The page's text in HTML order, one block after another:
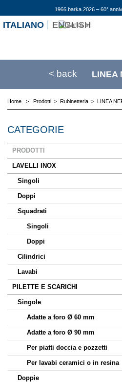
1966 barka 2026 – 60°
ITALIANO ENGLISH
< back LINEA
Home > Prodotti > Rubinetteria > LINEA
CATEGORIE
PRODOTTI
LAVELLI INOX
Singoli
Doppi
Squadrati
Singoli
Doppi
Cilindrici
Lavabi
PILETTE E SCARICHI
Singole
Adatte a foro Ø 60 mm
Adatte a foro Ø 90 mm
Per piatti doccia e pozzetti
Per lavabi ceramici o in resina
Doppie